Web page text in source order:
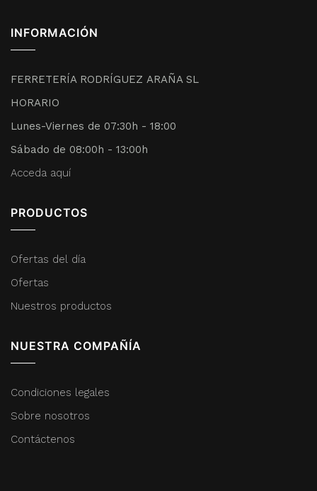
INFORMACIÓN
FERRETERÍA RODRÍGUEZ ARAÑA SL
HORARIO
Lunes-Viernes de 07:30h - 18:00
Sábado de 08:00h - 13:00h
Acceda aquí
PRODUCTOS
Ofertas del día
Ofertas
Nuestros productos
NUESTRA COMPAÑÍA
Condiciones legales
Sobre nosotros
Contáctenos